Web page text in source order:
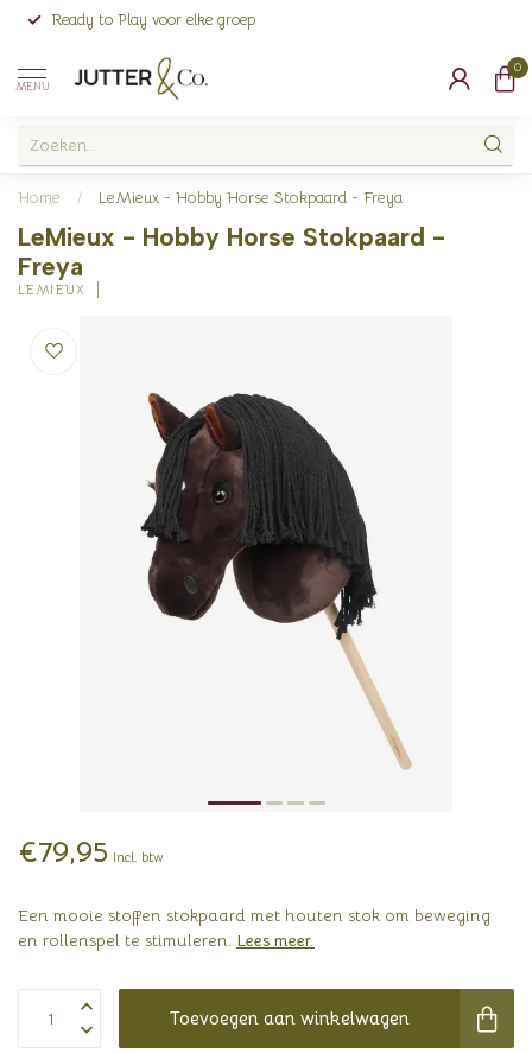
Ready to Play voor elke groep
MENU
0
Home / LeMieux - Hobby Horse Stokpaard - Freya
LeMieux - Hobby Horse Stokpaard -
Freya
LEMIEUX
€79,95 Incl. btw
Een mooie stoffen stokpaard met houten stok om beweging
en rollenspel te stimuleren. Lees meer.
Toevoegen aan winkelwagen